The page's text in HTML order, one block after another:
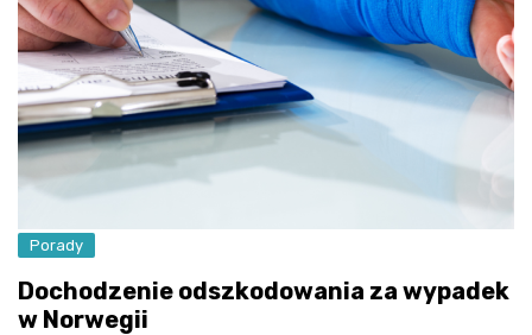
Porady
Dochodzenie odszkodowania za wypadek
w Norwegii